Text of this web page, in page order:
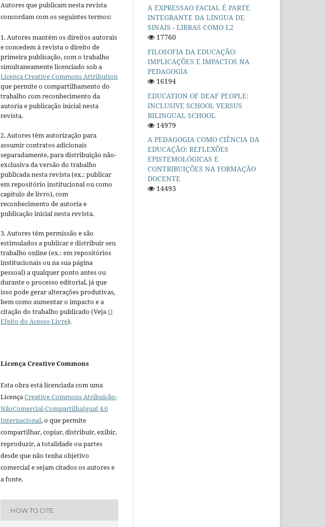
Autores que publicam nesta revista
concordam com os seguintes termos:
1. Autores mantém os direitos autorais
e concedem à revista o direito de
primeira publicação, com o trabalho
simultaneamente licenciado sob a
Licença Creative Commons Attribution
que permite o compartilhamento do
trabalho com reconhecimento da
autoria e publicação inicial nesta
revista.
2. Autores têm autorização para
assumir contratos adicionais
separadamente, para distribuição não-
exclusiva da versão do trabalho
publicada nesta revista (ex.: publicar
em repositório institucional ou como
capítulo de livro), com
reconhecimento de autoria e
publicação inicial nesta revista.
3. Autores têm permissão e são
estimulados a publicar e distribuir seu
trabalho online (ex.: em repositórios
institucionais ou na sua página
pessoal) a qualquer ponto antes ou
durante o processo editorial, já que
isso pode gerar alterações produtivas,
bem como aumentar o impacto e a
citação do trabalho publicado (VejaO
Efeito do Acesso Livre).
Licença Creative Commons
Esta obra está licenciada com uma
LicençaCreative Commons Atribuição-
NãoComercial-CompartilhaIgual 4.0
Internacional, o que permite
compartilhar, copiar, distribuir, exibir,
reproduzir, a totalidade ou partes
desde que não tenha objetivo
comercial e sejam citados os autores e
a fonte.
HOW TO CITE
A EXPRESSAO FACIAL É PARTE
INTEGRANTE DA LÍNGUA DE
SINAIS - LIBRAS COMO L2
17760
FILOSOFIA DA EDUCAÇÃO:
IMPLICAÇÕES E IMPACTOS NA
PEDAGOGIA
16194
EDUCATION OF DEAF PEOPLE:
INCLUSIVE SCHOOL VERSUS
BILINGUAL SCHOOL
14979
A PEDAGOGIA COMO CIÊNCIA DA
EDUCAÇÃO: REFLEXÕES
EPISTEMOLÓGICAS E
CONTRIBUIÇÕES NA FORMAÇÃO
DOCENTE
14493